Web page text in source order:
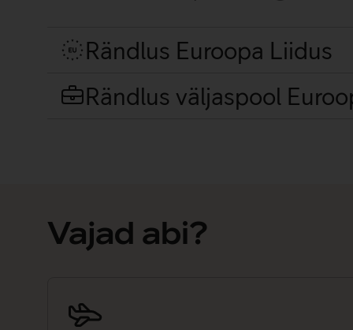
Rändlus Euroopa Liidus
Rändlus väljaspool
Vajad abi?